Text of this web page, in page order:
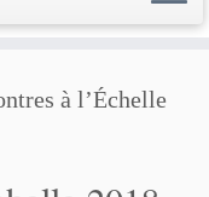
à l’Échelle